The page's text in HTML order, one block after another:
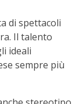
di spettacoli
Il talento
ideali
sempre più